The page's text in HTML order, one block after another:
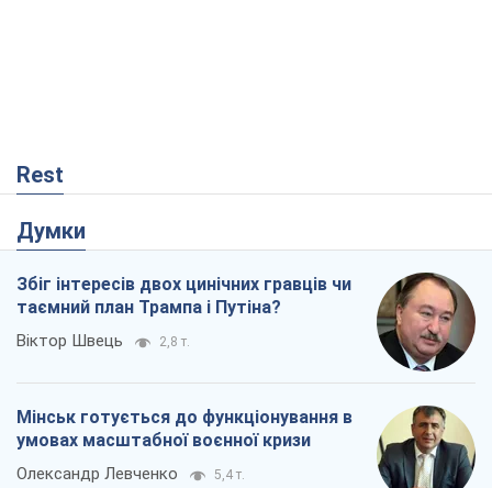
Rest
Думки
Збіг інтересів двох цинічних гравців чи
таємний план Трампа і Путіна?
Віктор Швець 2,8 т.
Мінськ готується до функціонування в
умовах масштабної воєнної кризи
Олександр Левченко 5,4 т.